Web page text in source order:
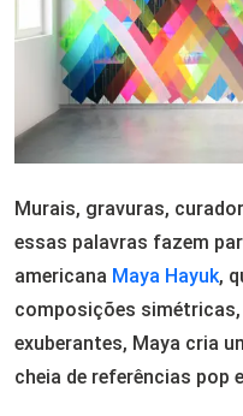
Murais, gravuras,
essas palavras fazem
americana Maya Hayuk,
composições
exuberantes, Maya cria
cheia de referências pop